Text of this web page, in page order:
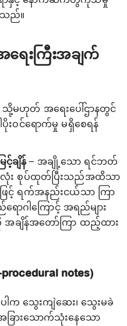
ည်။
ေးကြီးအချက်
သို့မဟုတ် အရေးပေါ်ဌာနတွင်
ပိုးဝင်ရောက်မှု မရှိစေရန်
ချိန်– အချို့သော ရင်ဘတ်
လုံး စုပ်ထုတ်ပြီးသည်အထိသာ
ြင့် ရက်အနည်းငယ်သာ ကြာ
ဂါကြောင့် အရည်များ
ချိန်အတော်ကြာ ထည့်ထား
notes)
က သွေးကျဲဆေး၊ သွေးမခဲ
ြားသောက်သုံးနေသော